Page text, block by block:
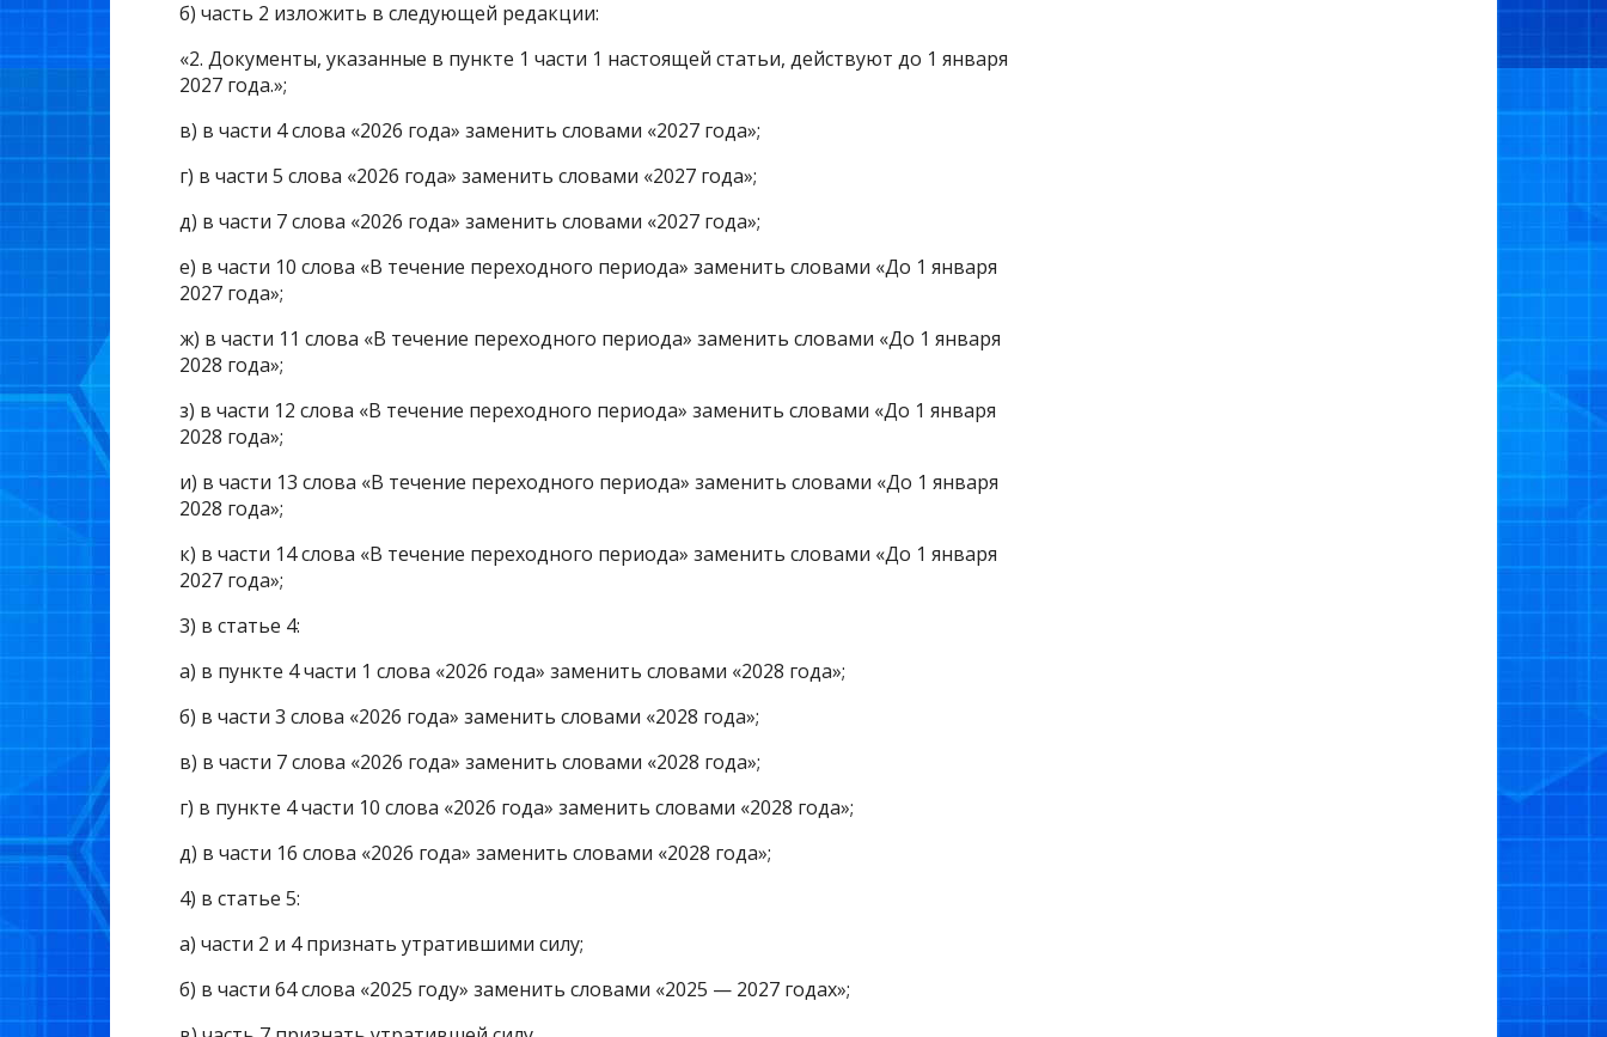
б) часть 2 изложить в следующей редакции:
«2. Документы, указанные в пункте 1 части 1 настоящей статьи, действуют до 1 января
2027 года.»;
в) в части 4 слова «2026 года» заменить словами «2027 года»;
г) в части 5 слова «2026 года» заменить словами «2027 года»;
д) в части 7 слова «2026 года» заменить словами «2027 года»;
е) в части 10 слова «В течение переходного периода» заменить словами «До 1 января
2027 года»;
ж) в части 11 слова «В течение переходного периода» заменить словами «До 1 января
2028 года»;
з) в части 12 слова «В течение переходного периода» заменить словами «До 1 января
2028 года»;
и) в части 13 слова «В течение переходного периода» заменить словами «До 1 января
2028 года»;
к) в части 14 слова «В течение переходного периода» заменить словами «До 1 января
2027 года»;
3) в статье 4:
а) в пункте 4 части 1 слова «2026 года» заменить словами «2028 года»;
б) в части 3 слова «2026 года» заменить словами «2028 года»;
в) в части 7 слова «2026 года» заменить словами «2028 года»;
г) в пункте 4 части 10 слова «2026 года» заменить словами «2028 года»;
д) в части 16 слова «2026 года» заменить словами «2028 года»;
4) в статье 5:
а) части 2 и 4 признать утратившими силу;
б) в части 64 слова «2025 году» заменить словами «2025 — 2027 годах»;